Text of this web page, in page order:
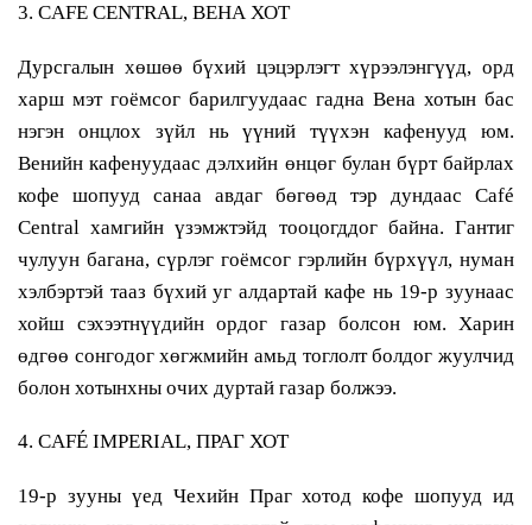
3. CAFE CENTRAL, ВЕНА ХОТ
Дурсгалын хөшөө бүхий цэцэрлэгт хүрээлэнгүүд, орд
харш мэт гоёмсог барилгуудаас гадна Вена хотын бас
нэгэн онцлох зүйл нь үүний түүхэн кафенууд юм.
Венийн кафенуудаас дэлхийн өнцөг булан бүрт байрлах
кофе шопууд санаа авдаг бөгөөд тэр дундаас Café
Central хамгийн үзэмжтэйд тооцогддог байна. Гантиг
чулуун багана, сүрлэг гоёмсог гэрлийн бүрхүүл, нуман
хэлбэртэй тааз бүхий уг алдартай кафе нь 19-р зуунаас
хойш сэхээтнүүдийн ордог газар болсон юм. Харин
өдгөө сонгодог хөгжмийн амьд тоглолт болдог жуулчид
болон хотынхны очих дуртай газар болжээ.
4. CAFÉ IMPERIAL, ПРАГ ХОТ
19-р зууны үед Чехийн Праг хотод кофе шопууд ид